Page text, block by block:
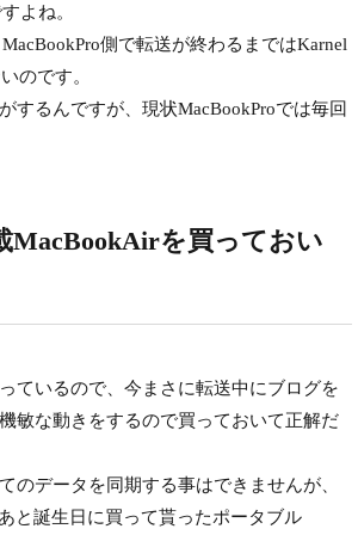
よね。
側で転送が終わるまではKarnel
のです。
るんですが、現状MacBookProでは毎回
MacBookAirを買っておい
ているので、今まさに転送中にブログを
敏な動きをするので買っておいて正解だ
データを同期する事はできませんが、
と誕生日に買って貰ったポータブル